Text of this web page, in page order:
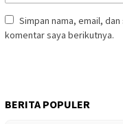
Simpan nama, email,
komentar saya berikutnya.
BERITA POPULER